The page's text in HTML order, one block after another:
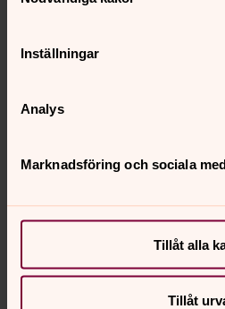
Inställningar
Analys
Marknadsföring och sociala
Tillåt alla
Tillåt